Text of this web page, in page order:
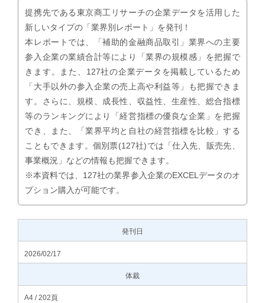
提携先である東京商工リサーチの企業データを活用した
新しいタイプの「業界別レポート」を発刊！
本レポートでは、「補助的金融商品取引」業界への主要
参入企業の業績合計等により「業界の規模感」を把握で
きます。また、127社の企業データを掲載しているため
「大手以外の参入企業の売上高や利益等」も把握できま
す。さらに、規模、成長性、収益性、生産性、総合指標
等のランキングにより「経営指標の優良な企業」を把握
でき、また、「業界平均と自社の経営指標を比較」する
こともできます。個別票(127社)では「仕入先、販売先、
事業概況」などの情報も把握できます。
※本資料では、127社の業界参入企業のEXCELデータのオ
プション購入が可能です。
発刊日
2026/02/17
体裁
A4 / 202頁